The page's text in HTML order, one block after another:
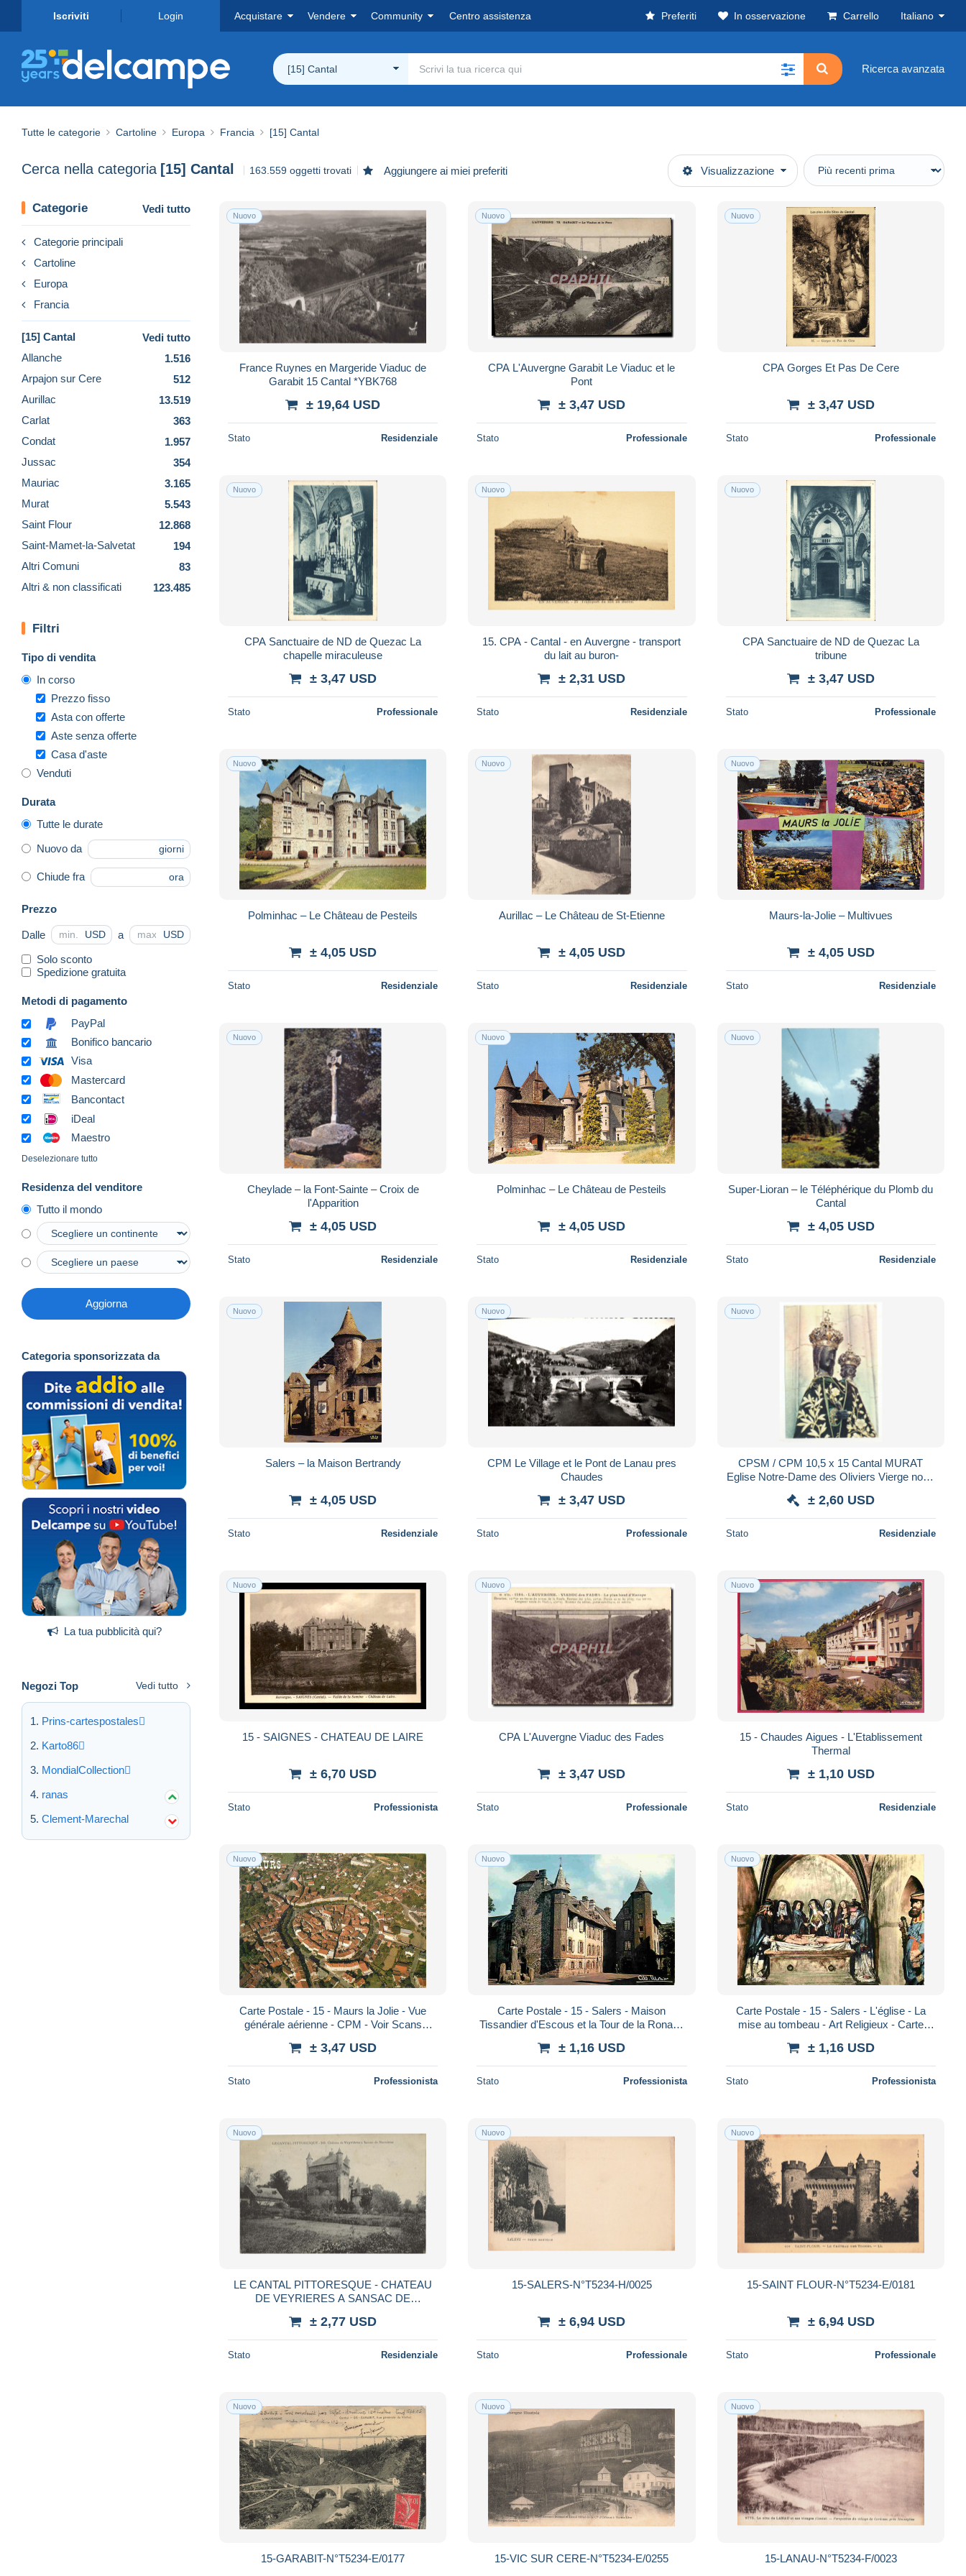
Iscriviti Login Acquistare Vendere Community Centro assistenza Preferiti In osservazione Carrello Italiano
[15] Cantal Ricerca avanzata
Tutte le categorie Cartoline Europa Francia [15] Cantal
Cerca nella categoria [15] Cantal 163.559 oggetti trovati Aggiungere ai miei preferiti Visualizzazione
Categorie Vedi tutto
Categorie principali
Cartoline
Europa
Francia
[15] Cantal
Vedi tutto
Allanche
1.516
Arpajon sur Cere
512
Aurillac
13.519
Carlat
363
Condat
1.957
Jussac
354
Mauriac
3.165
Murat
5.543
Saint Flour
12.868
Saint-Mamet-la-Salvetat
194
Altri Comuni
83
Altri & non classificati
123.485
Filtri
Tipo di vendita
In corso
Prezzo fisso
Asta con offerte
Aste senza offerte
Casa d'aste
Venduti
Durata
Tutte le durate
Nuovo da giorni
Chiude fra ora
Prezzo
Dalle USD a USD
Solo sconto
Spedizione gratuita
Metodi di pagamento
PayPal
Bonifico bancario
Visa
Mastercard
Bancontact
iDeal
Maestro
Deselezionare tutto
Residenza del venditore
Tutto il mondo
Aggiorna
Categoria sponsorizzata da
La tua pubblicità qui?
Negozi Top Vedi tutto
Prins-cartespostales
Karto86
MondialCollection
ranas
Clement-Marechal
Nuovo
France Ruynes en Margeride Viaduc de
Garabit 15 Cantal *YBK768
± 19,64 USD
Stato Residenziale
Nuovo
CPA L'Auvergne Garabit Le Viaduc et le
Pont
± 3,47 USD
Stato Professionale
Nuovo
CPA Gorges Et Pas De Cere
± 3,47 USD
Stato Professionale
Nuovo
CPA Sanctuaire de ND de Quezac La
chapelle miraculeuse
± 3,47 USD
Stato Professionale
Nuovo
15. CPA - Cantal - en Auvergne - transport
du lait au buron-
± 2,31 USD
Stato Residenziale
Nuovo
CPA Sanctuaire de ND de Quezac La
tribune
± 3,47 USD
Stato Professionale
Nuovo
Polminhac – Le Château de Pesteils
± 4,05 USD
Stato Residenziale
Nuovo
Aurillac – Le Château de St-Etienne
± 4,05 USD
Stato Residenziale
Nuovo
Maurs-la-Jolie – Multivues
± 4,05 USD
Stato Residenziale
Nuovo
Cheylade – la Font-Sainte – Croix de
l'Apparition
± 4,05 USD
Stato Residenziale
Nuovo
Polminhac – Le Château de Pesteils
± 4,05 USD
Stato Residenziale
Nuovo
Super-Lioran – le Téléphérique du Plomb du
Cantal
± 4,05 USD
Stato Residenziale
Nuovo
Salers – la Maison Bertrandy
± 4,05 USD
Stato Residenziale
Nuovo
CPM Le Village et le Pont de Lanau pres
Chaudes
± 3,47 USD
Stato Professionale
Nuovo
CPSM / CPM 10,5 x 15 Cantal MURAT
Eglise Notre-Dame des Oliviers Vierge noire
± 2,60 USD
Stato Residenziale
Nuovo
15 - SAIGNES - CHATEAU DE LAIRE
± 6,70 USD
Stato Professionista
Nuovo
CPA L'Auvergne Viaduc des Fades
± 3,47 USD
Stato Professionale
Nuovo
15 - Chaudes Aigues - L'Etablissement
Thermal
± 1,10 USD
Stato Residenziale
Nuovo
Carte Postale - 15 - Maurs la Jolie - Vue
générale aérienne - CPM - Voir Scans
± 3,47 USD
Stato Professionista
Nuovo
Carte Postale - 15 - Salers - Maison
Tissandier d'Escous et la Tour de la Ronade
± 1,16 USD
Stato Professionista
Nuovo
Carte Postale - 15 - Salers - L'église - La
mise au tombeau - Art Religieux - Carte
± 1,16 USD
Stato Professionista
Nuovo
LE CANTAL PITTORESQUE - CHATEAU
DE VEYRIERES A SANSAC DE
± 2,77 USD
Stato Residenziale
Nuovo
15-SALERS-N°T5234-H/0025
± 6,94 USD
Stato Professionale
Nuovo
15-SAINT FLOUR-N°T5234-E/0181
± 6,94 USD
Stato Professionale
Nuovo
15-GARABIT-N°T5234-E/0177
Nuovo
15-VIC SUR CERE-N°T5234-E/0255
Nuovo
15-LANAU-N°T5234-F/0023